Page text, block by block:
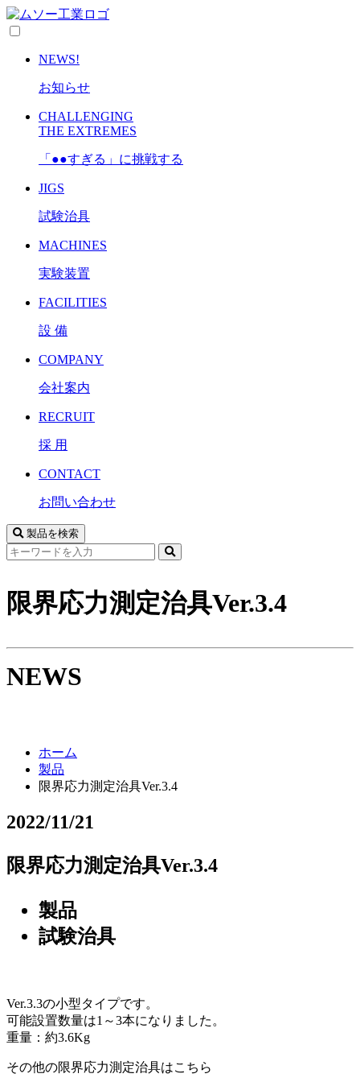
NEWS!
お知らせ
CHALLENGING
THE EXTREMES
「●●すぎる」に挑戦する
JIGS
試験治具
MACHINES
実験装置
FACILITIES
設 備
COMPANY
会社案内
RECRUIT
採 用
CONTACT
お問い合わせ
製品を検索
サ
内
検
限界応力測定治具Ver.3.4
NEWS
ホーム
製品
限界応力測定治具Ver.3.4
2022/11/21
限界応力測定治具Ver.3.4
製品
試験治具
Ver.3.3の小型タイプです。
可能設置数量は1～3本になりました。
重量：約3.6Kg
その他の限界応力測定治具はこちら